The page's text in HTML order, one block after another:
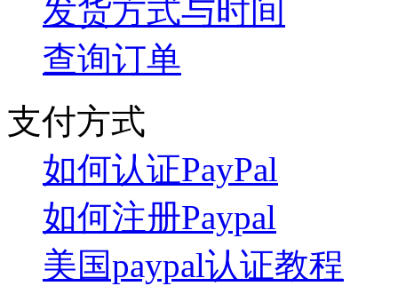
发货方式与时间
查询订单
支付方式
如何认证PayPal
如何注册Paypal
美国paypal认证教程